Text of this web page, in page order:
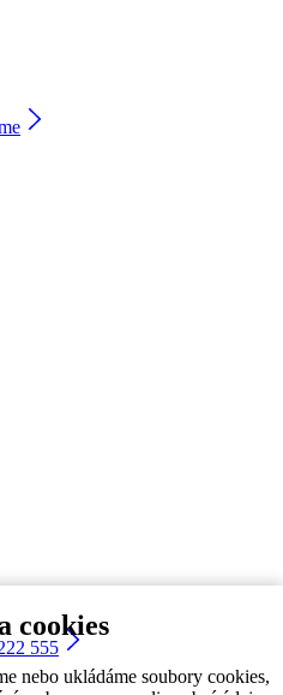
cookies
nebo ukládáme soubory cookies,
555